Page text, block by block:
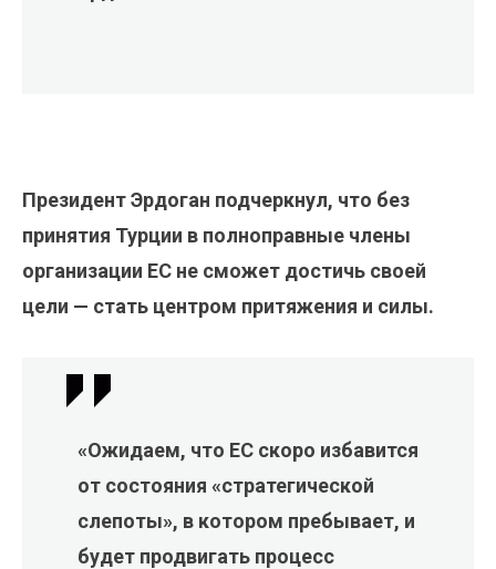
Президент Эрдоган подчеркнул, что без
принятия Турции в полноправные члены
организации ЕС не сможет достичь своей
цели — стать центром притяжения и силы.
«Ожидаем, что ЕС скоро избавится
от состояния «стратегической
слепоты», в котором пребывает, и
будет продвигать процесс